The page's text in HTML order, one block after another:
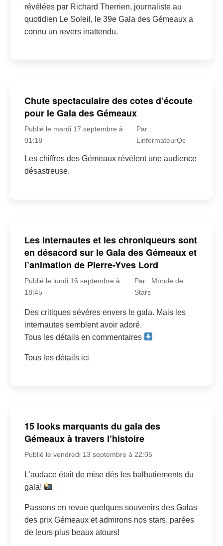
révélées par Richard Therrien, journaliste au
quotidien Le Soleil, le 39e Gala des Gémeaux a
connu un revers inattendu.
Chute spectaculaire des cotes d’écoute
pour le Gala des Gémeaux
Publié le mardi 17 septembre à
01:18
Par :
LinformateurQc
Les chiffres des Gémeaux révèlent une audience
désastreuse.
Les internautes et les chroniqueurs sont
en désacord sur le Gala des Gémeaux et
l’animation de Pierre-Yves Lord
Publié le lundi 16 septembre à
18:45
Par : Monde de
Stars
Des critiques sévères envers le gala. Mais les
internautes semblent avoir adoré.
Tous les détails en commentaires
Tous les détails ici
15 looks marquants du gala des
Gémeaux à travers l’histoire
Publié le vendredi 13 septembre à 22:05
L’audace était de mise dès les balbutiements du
gala!
Passons en revue quelques souvenirs des Galas
des prix Gémeaux et admirons nos stars, parées
de leurs plus beaux atours!